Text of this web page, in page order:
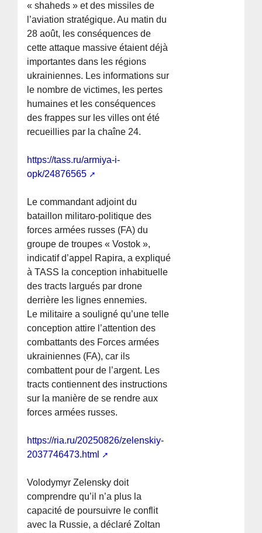
« shaheds » et des missiles de
l’aviation stratégique. Au matin du
28 août, les conséquences de
cette attaque massive étaient déjà
importantes dans les régions
ukrainiennes. Les informations sur
le nombre de victimes, les pertes
humaines et les conséquences
des frappes sur les villes ont été
recueillies par la chaîne 24.
https://tass.ru/armiya-i-
opk/24876565
Le commandant adjoint du
bataillon militaro-politique des
forces armées russes (FA) du
groupe de troupes « Vostok »,
indicatif d’appel Rapira, a expliqué
à TASS la conception inhabituelle
des tracts largués par drone
derrière les lignes ennemies.
Le militaire a souligné qu’une telle
conception attire l’attention des
combattants des Forces armées
ukrainiennes (FA), car ils
combattent pour de l’argent. Les
tracts contiennent des instructions
sur la manière de se rendre aux
forces armées russes.
https://ria.ru/20250826/zelenskiy-
2037746473.html
Volodymyr Zelensky doit
comprendre qu’il n’a plus la
capacité de poursuivre le conflit
avec la Russie, a déclaré Zoltan